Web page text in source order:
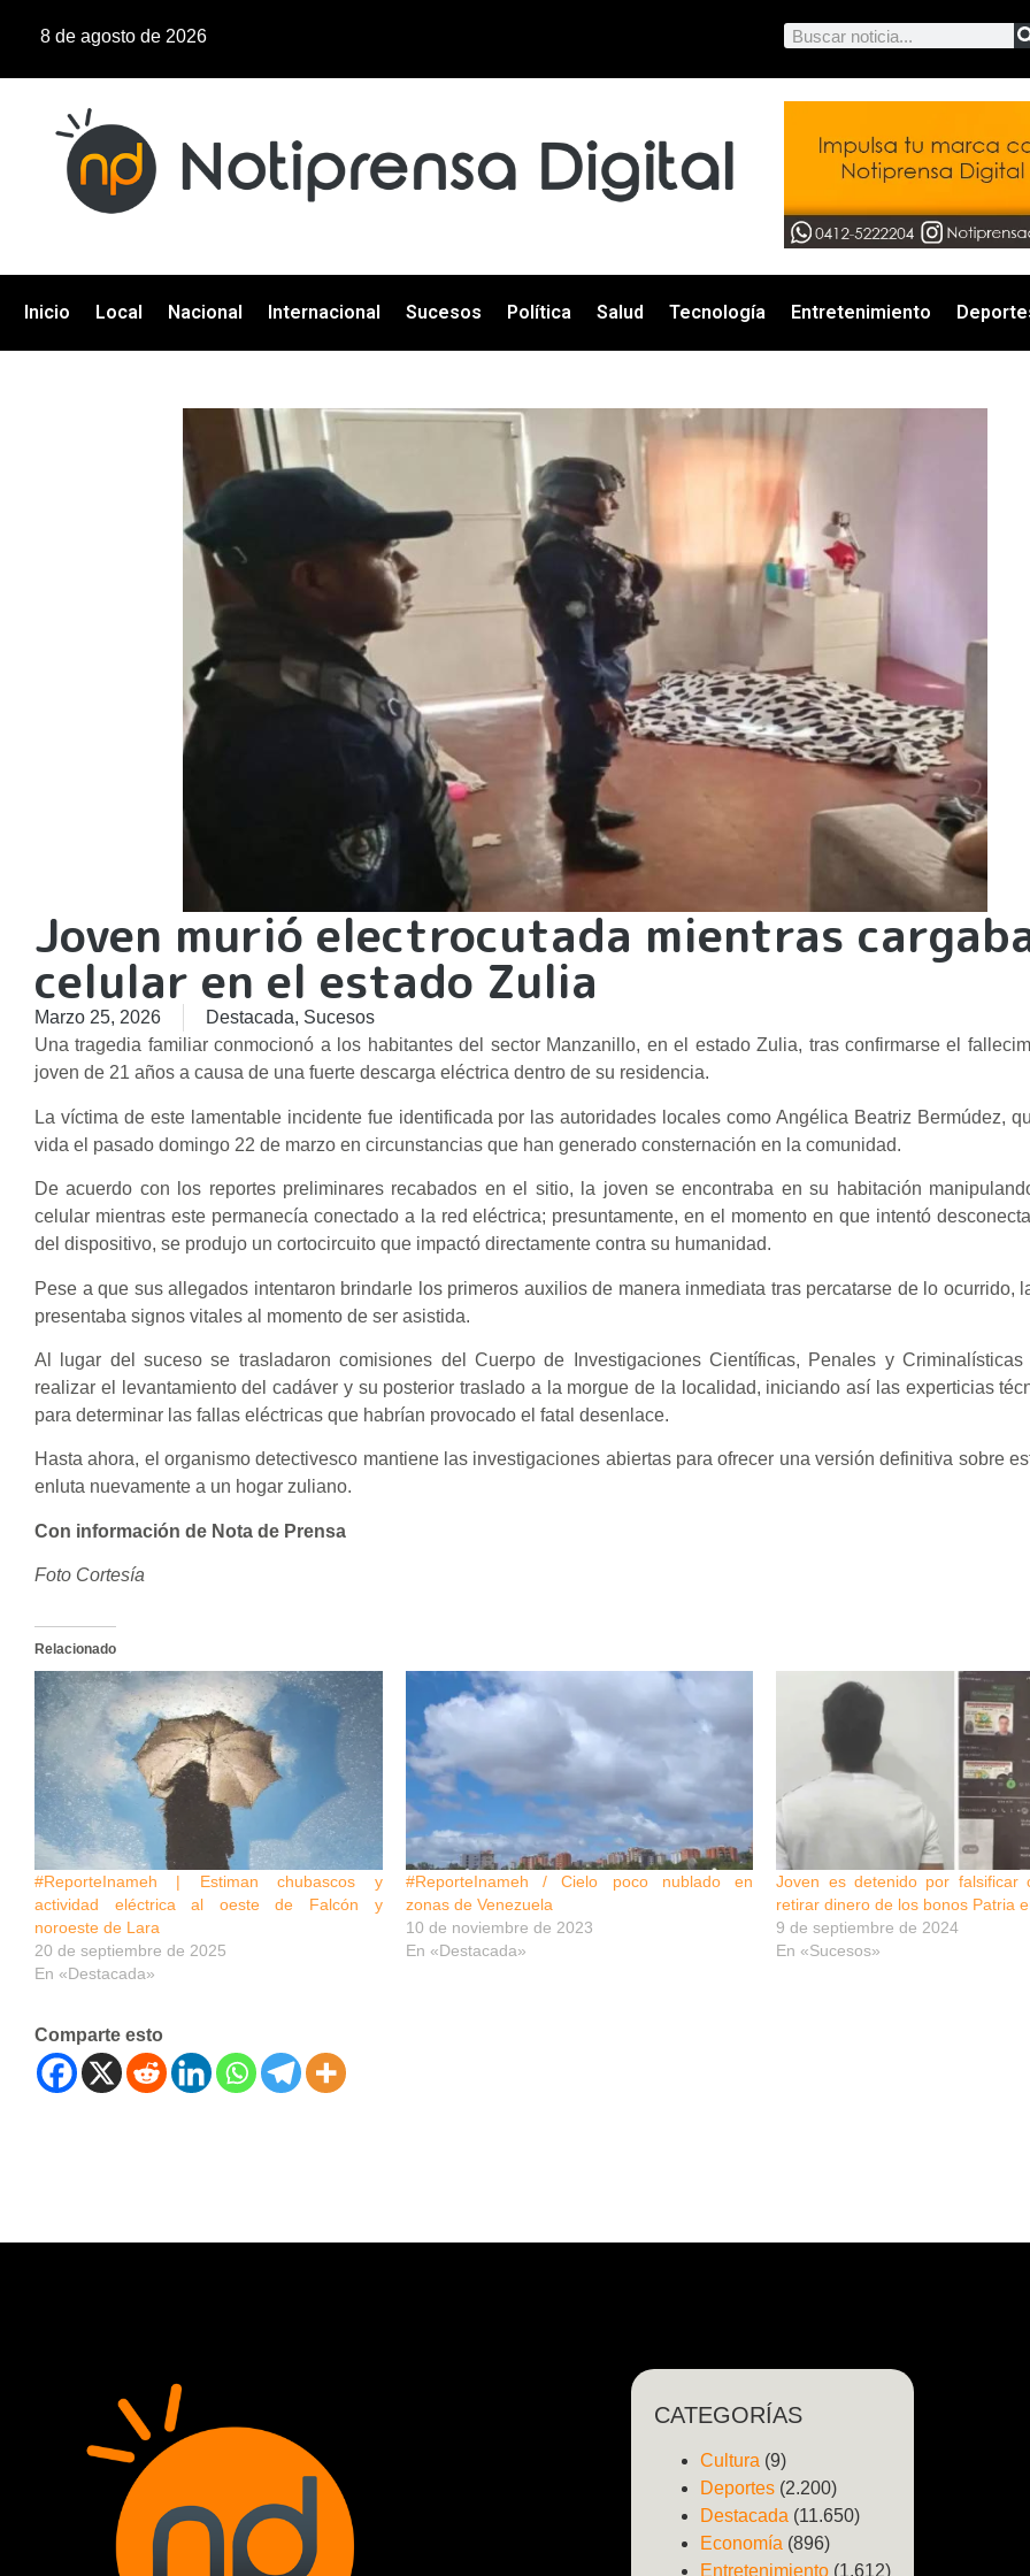
8 de agosto de 2026
Inicio Local Nacional Internacional Sucesos Política Salud Tecnología Entretenimiento
Joven murió electrocutada mientras
celular en el estado Zulia
Marzo 25, 2026 Destacada, Sucesos
Una tragedia familiar conmocionó a los habitantes del sector Manzanillo, en el estado Zulia, tras confirmarse el
joven de 21 años a causa de una fuerte descarga eléctrica dentro de su residencia.
La víctima de este lamentable incidente fue identificada por las autoridades locales como Angélica Beatriz Bermúdez,
vida el pasado domingo 22 de marzo en circunstancias que han generado consternación en la comunidad.
De acuerdo con los reportes preliminares recabados en el sitio, la joven se encontraba en su habitación
celular mientras este permanecía conectado a la red eléctrica; presuntamente, en el momento en que intentó
del dispositivo, se produjo un cortocircuito que impactó directamente contra su humanidad.
Pese a que sus allegados intentaron brindarle los primeros auxilios de manera inmediata tras percatarse de lo ocurrido,
presentaba signos vitales al momento de ser asistida.
Al lugar del suceso se trasladaron comisiones del Cuerpo de Investigaciones Científicas, Penales y Criminalísticas
realizar el levantamiento del cadáver y su posterior traslado a la morgue de la localidad, iniciando así las experticias
para determinar las fallas eléctricas que habrían provocado el fatal desenlace.
Hasta ahora, el organismo detectivesco mantiene las investigaciones abiertas para ofrecer una versión definitiva sobre
enluta nuevamente a un hogar zuliano.
Con información de Nota de Prensa
Foto Cortesía
Relacionado
#ReporteInameh | Estiman chubascos y
actividad eléctrica al oeste de Falcón y
noroeste de Lara
20 de septiembre de 2025
En «Destacada»
#ReporteInameh / Cielo poco nublado en
zonas de Venezuela
10 de noviembre de 2023
En «Destacada»
Joven es detenido por falsificar
retirar dinero de los bonos Patria
9 de septiembre de 2024
En «Sucesos»
Comparte esto
CATEGORÍAS
Cultura(9)
Deportes(2.200)
Destacada(11.650)
Economía(896)
Entretenimiento(1.612)